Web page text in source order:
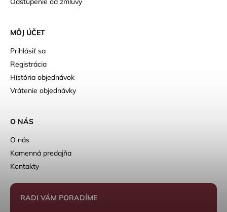
MÔJ ÚČET
Prihlásiť sa
Registrácia
História objednávok
Vrátenie objednávky
O NÁS
O nás
Kamenná predajňa
Kontakty
RADI VÁM PORADÍME